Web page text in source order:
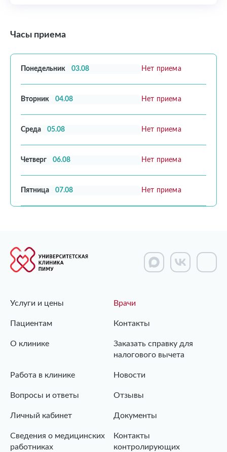
Часы приема
Понедельник 03.08 Нет приема
Вторник 04.08 Нет приема
Среда 05.08 Нет приема
Четверг 06.08 Нет приема
Пятница 07.08 Нет приема
Услуги и цены Врачи
Пациентам Контакты
О клинике
Заказать справку для
налогового вычета
Работа в клинике Новости
Вопросы и ответы Отзывы
Личный кабинет Документы
Сведения о медицинских
работниках
Контакты
контролирующих